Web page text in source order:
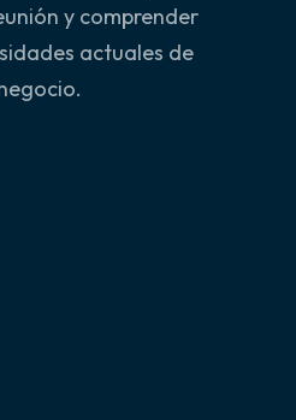
y comprender
actuales de